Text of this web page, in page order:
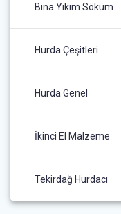
Bina Yıkım Söküm
Hurda Çeşitleri
Hurda Genel
İkinci El Malzeme
Tekirdağ Hurdacı